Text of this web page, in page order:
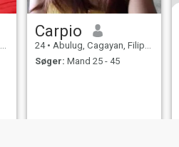
Carpio
24 • Abulug, Cagayan, Filippinerne
Søger: Mand 25 - 45